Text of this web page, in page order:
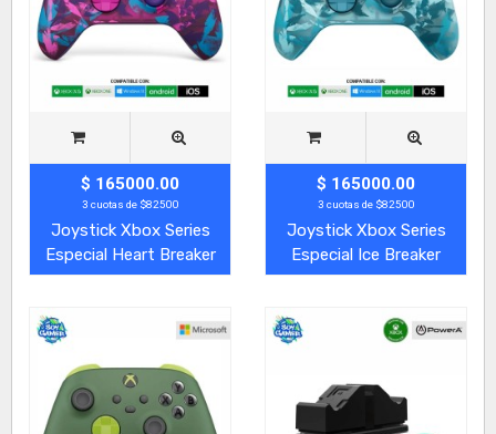
$ 165000.00
3 cuotas de $82500
Joystick Xbox Series
Especial Heart Breaker
$ 165000.00
3 cuotas de $82500
Joystick Xbox Series
Especial Ice Breaker